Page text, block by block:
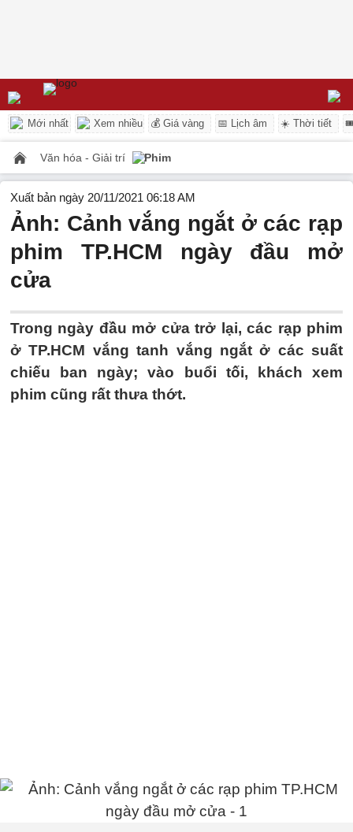
Mới nhất Xem nhiều 💰 Giá vàng 📅 Lịch âm ☀️ Thời tiết
Văn hóa - Giải trí Phim
Xuất bản ngày 20/11/2021 06:18 AM
Ảnh: Cảnh vắng ngắt ở các rạp
phim TP.HCM ngày đầu mở
cửa
Trong ngày đầu mở cửa trở lại, các rạp phim
ở TP.HCM vắng tanh vắng ngắt ở các suất
chiếu ban ngày; vào buổi tối, khách xem
phim cũng rất thưa thớt.